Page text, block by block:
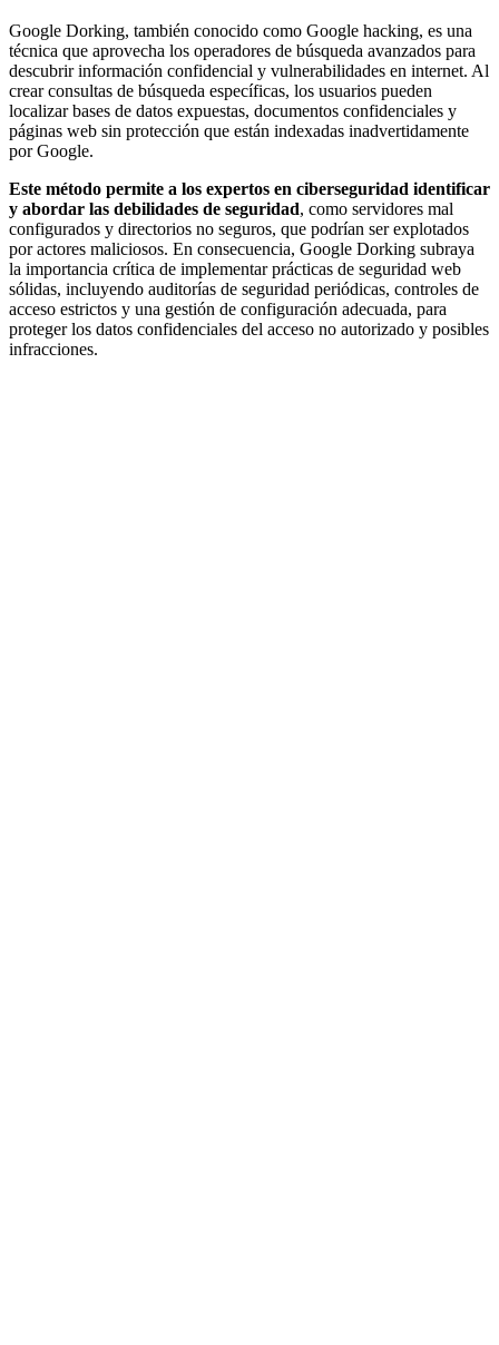
Google Dorking, también conocido como Google hacking, es una
técnica que aprovecha los operadores de búsqueda avanzados para
descubrir información confidencial y vulnerabilidades en internet. Al
crear consultas de búsqueda específicas, los usuarios pueden
localizar bases de datos expuestas, documentos confidenciales y
páginas web sin protección que están indexadas inadvertidamente
por Google.
Este método permite a los expertos en ciberseguridad identificar
y abordar las debilidades de seguridad, como servidores mal
configurados y directorios no seguros, que podrían ser explotados
por actores maliciosos. En consecuencia, Google Dorking subraya
la importancia crítica de implementar prácticas de seguridad web
sólidas, incluyendo auditorías de seguridad periódicas, controles de
acceso estrictos y una gestión de configuración adecuada, para
proteger los datos confidenciales del acceso no autorizado y posibles
infracciones.